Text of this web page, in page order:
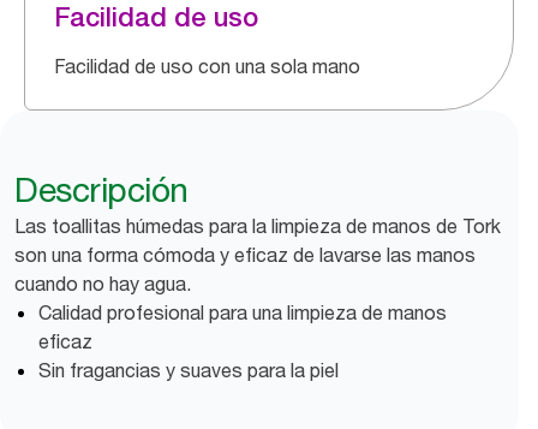
Facilidad de uso
Facilidad de uso con una sola mano
Descripción
Las toallitas húmedas para la limpieza de manos de Tork
son una forma cómoda y eficaz de lavarse las manos
cuando no hay agua.
Calidad profesional para una limpieza de manos
eficaz
Sin fragancias y suaves para la piel